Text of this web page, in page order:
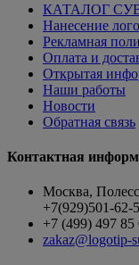
КАТАЛОГ
Нанесение
Рекламная
Оплата и
Открытая
Наши работы
Новости
Обратная связь
Контактная
Москва,
+7(929)501-62-
+7 (499) 497 85
zakaz@logotip-